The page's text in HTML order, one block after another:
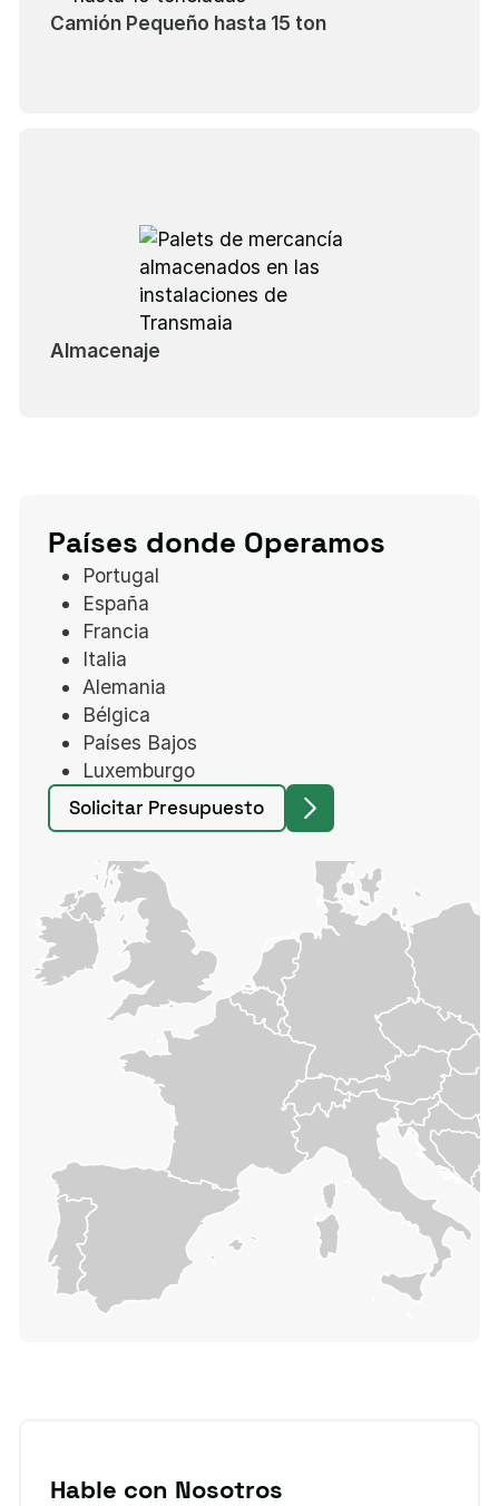
Camión Pequeño hasta 15 ton
Almacenaje
Países donde Operamos
Portugal
España
Francia
Italia
Alemania
Bélgica
Países Bajos
Luxemburgo
Solicitar Presupuesto
Hable con Nosotros